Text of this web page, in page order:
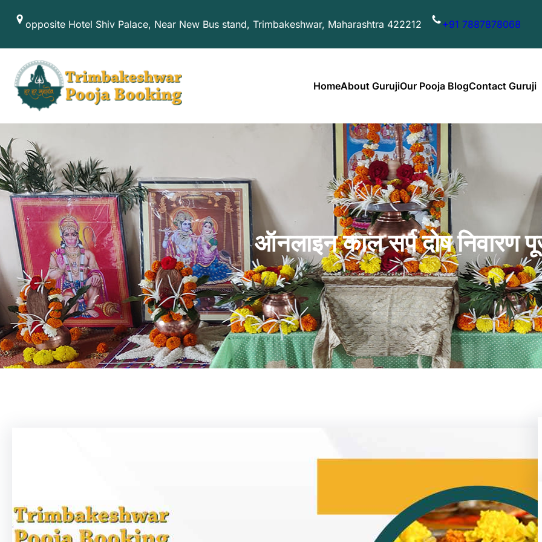
opposite Hotel Shiv Palace, Near New Bus stand, Trimbakeshwar, Maharashtra 422212 +91 7887878068
HomeAbout GurujiOur Pooja BlogContact Guruji
ऑनलाइन काल सर्प दोष निवारण